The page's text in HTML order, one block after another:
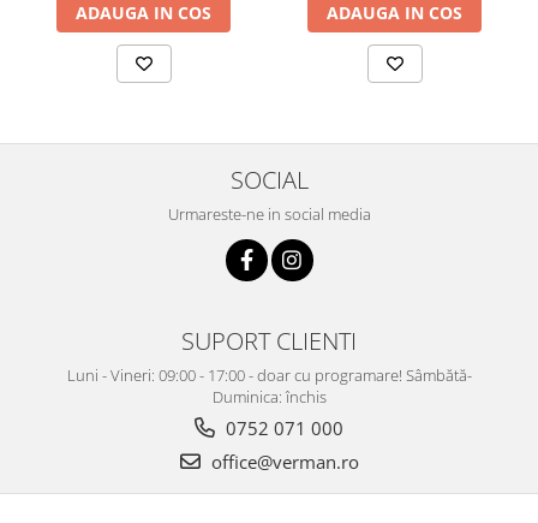
ADAUGA IN COS ADAUGA IN COS
SOCIAL
Urmareste-ne in social media
SUPORT CLIENTI
Luni - Vineri: 09:00 - 17:00 - doar cu programare! Sâmbătă-
Duminica: închis
0752 071 000
office@verman.ro